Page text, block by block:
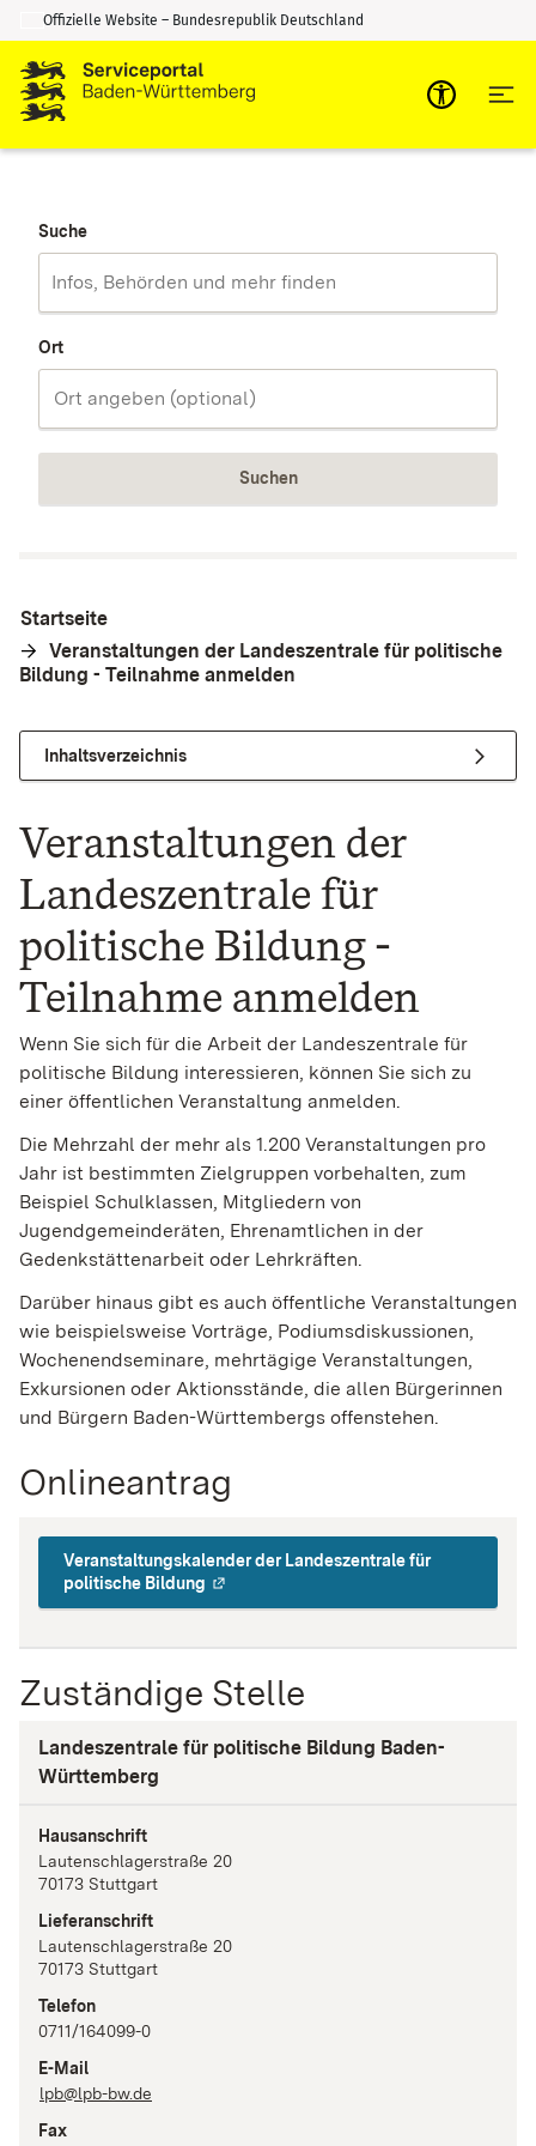
Zum Inhalt springen
Zur Suche springen
Offizielle Website – Bundesrepublik Deutschland
Suche
Ort
Suchen
Startseite
Veranstaltungen der Landeszentrale für politische
Bildung - Teilnahme anmelden
Inhaltsverzeichnis
Veranstaltungen der
Landeszentrale für
politische Bildung -
Teilnahme anmelden
Wenn Sie sich für die Arbeit der Landeszentrale für
politische Bildung interessieren, können Sie sich zu
einer öffentlichen Veranstaltung anmelden.
Die Mehrzahl der mehr als 1.200 Veranstaltungen pro
Jahr ist bestimmten Zielgruppen vorbehalten, zum
Beispiel Schulklassen, Mitgliedern von
Jugendgemeinderäten, Ehrenamtlichen in der
Gedenkstättenarbeit oder Lehrkräften.
Darüber hinaus gibt es auch öffentliche Veranstaltungen
wie beispielsweise Vorträge, Podiumsdiskussionen,
Wochenendseminare, mehrtägige Veranstaltungen,
Exkursionen oder Aktionsstände, die allen Bürgerinnen
und Bürgern Baden-Württembergs offenstehen.
Onlineantrag
Veranstaltungskalender der Landeszentrale für
politische Bildung
Zuständige Stelle
Landeszentrale für politische Bildung Baden-
Württemberg
Hausanschrift
Lautenschlagerstraße 20
70173 Stuttgart
Lieferanschrift
Lautenschlagerstraße 20
70173 Stuttgart
Telefon
0711/164099-0
E-Mail
lpb@lpb-bw.de
Fax